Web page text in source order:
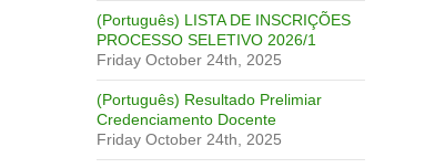
(Português) LISTA DE INSCRIÇÕES
PROCESSO SELETIVO 2026/1
Friday October 24th, 2025
(Português) Resultado Prelimiar
Credenciamento Docente
Friday October 24th, 2025